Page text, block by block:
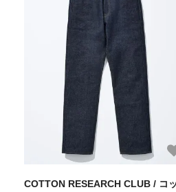
COTTON RESEARCH CLUB / コ